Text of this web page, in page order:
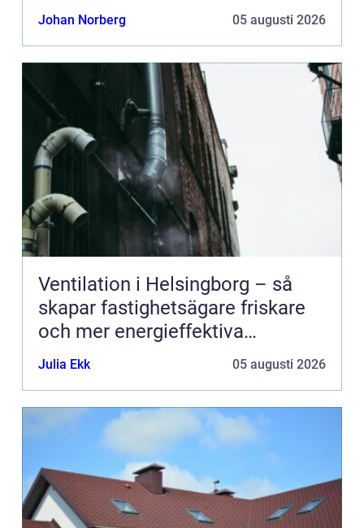
Johan Norberg 05 augusti 2026
Ventilation i Helsingborg – så
skapar fastighetsägare friskare
och mer energieffektiva
byggnader
Julia Ekk 05 augusti 2026